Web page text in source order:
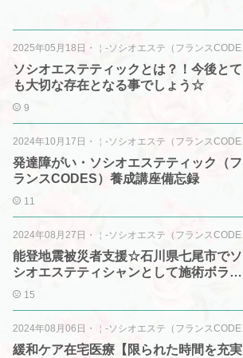
2025年05月18日 ・ ￤-ソシオエステ（フランスCODES）
ソシオエステティックとは？！今後とて
も大切な存在となる事でしょう☆
9
2024年10月17日 ・ ￤-ソシオエステ（フランスCODES）
発達障がい・ソシオエステティック（フ
ランスCODES）養成講座備忘録
11
2024年08月27日 ・ ￤-ソシオエステ（フランスCODES）
能登地震被災者支援☆石川県七尾市でソ
シオエステティシャンとして施術ボラン
ティア☆
15
2024年08月06日 ・ ￤-ソシオエステ（フランスCODES）
緩和ケア在宅医療【限られた時間を充実